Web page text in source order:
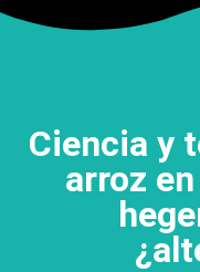
Ciencia y
arroz